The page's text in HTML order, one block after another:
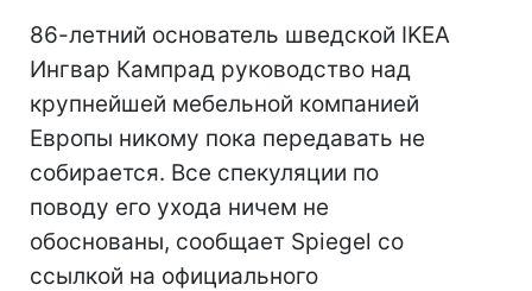
86-летний основатель шведской IKEA
Ингвар Кампрад руководство над
крупнейшей мебельной компанией
Европы никому пока передавать не
собирается. Все спекуляции по
поводу его ухода ничем не
обоснованы, сообщает Spiegel со
ссылкой на официального